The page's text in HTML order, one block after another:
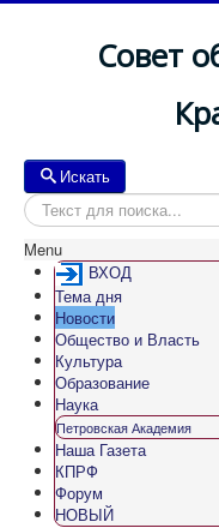
Совет
Искать
Menu
ВХОД
Тема дня
Новости
Общество и Власть
Культура
Образование
Наука
Петровская Академия
Наша Газета
КПРФ
Форум
НОВЫЙ